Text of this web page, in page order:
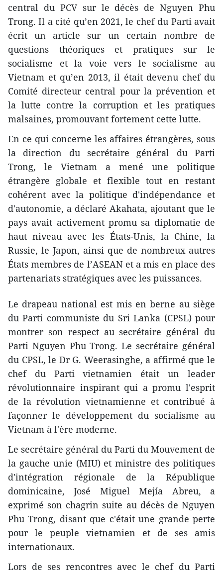
central du PCV sur le décès de Nguyen Phu
Trong. Il a cité qu’en 2021, le chef du Parti avait
écrit un article sur un certain nombre de
questions théoriques et pratiques sur le
socialisme et la voie vers le socialisme au
Vietnam et qu’en 2013, il était devenu chef du
Comité directeur central pour la prévention et
la lutte contre la corruption et les pratiques
malsaines, promouvant fortement cette lutte.
En ce qui concerne les affaires étrangères, sous
la direction du secrétaire général du Parti
Trong, le Vietnam a mené une politique
étrangère globale et flexible tout en restant
cohérent avec la politique d'indépendance et
d'autonomie, a déclaré Akahata, ajoutant que le
pays avait activement promu sa diplomatie de
haut niveau avec les États-Unis, la Chine, la
Russie, le Japon, ainsi que de nombreux autres
États membres de l’ASEAN et a mis en place des
partenariats stratégiques avec les puissances.
Le drapeau national est mis en berne au siège
du Parti communiste du Sri Lanka (CPSL) pour
montrer son respect au secrétaire général du
Parti Nguyen Phu Trong. Le secrétaire général
du CPSL, le Dr G. Weerasinghe, a affirmé que le
chef du Parti vietnamien était un leader
révolutionnaire inspirant qui a promu l'esprit
de la révolution vietnamienne et contribué à
façonner le développement du socialisme au
Vietnam à l'ère moderne.
Le secrétaire général du Parti du Mouvement de
la gauche unie (MIU) et ministre des politiques
d'intégration régionale de la République
dominicaine, José Miguel Mejía Abreu, a
exprimé son chagrin suite au décès de Nguyen
Phu Trong, disant que c'était une grande perte
pour le peuple vietnamien et de ses amis
internationaux.
Lors de ses rencontres avec le chef du Parti